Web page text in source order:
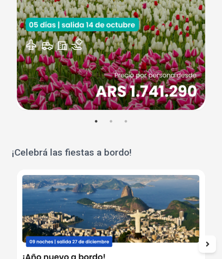
¡Celebrá las fiestas a bordo!